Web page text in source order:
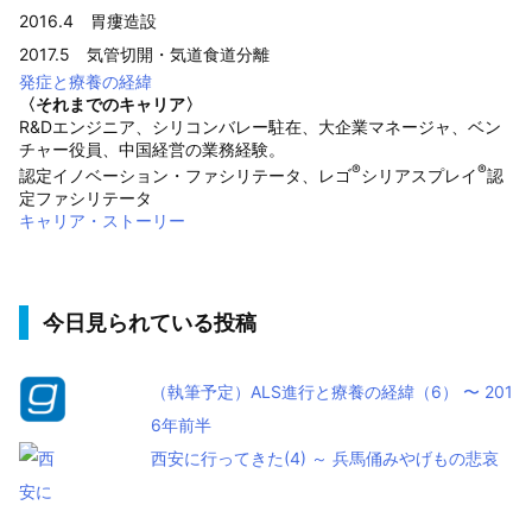
2016.4 胃瘻造設
2017.5 気管切開・気道食道分離
発症と療養の経緯
〈それまでのキャリア〉
R&Dエンジニア、シリコンバレー駐在、大企業マネージャ、ベン
チャー役員、中国経営の業務経験。
認定イノベーション・ファシリテータ、レゴ®シリアスプレイ®認
定ファシリテータ
キャリア・ストーリー
今日見られている投稿
（執筆予定）ALS進行と療養の経緯（6） 〜 201
6年前半
西安に行ってきた(4) ～ 兵馬俑みやげもの悲哀